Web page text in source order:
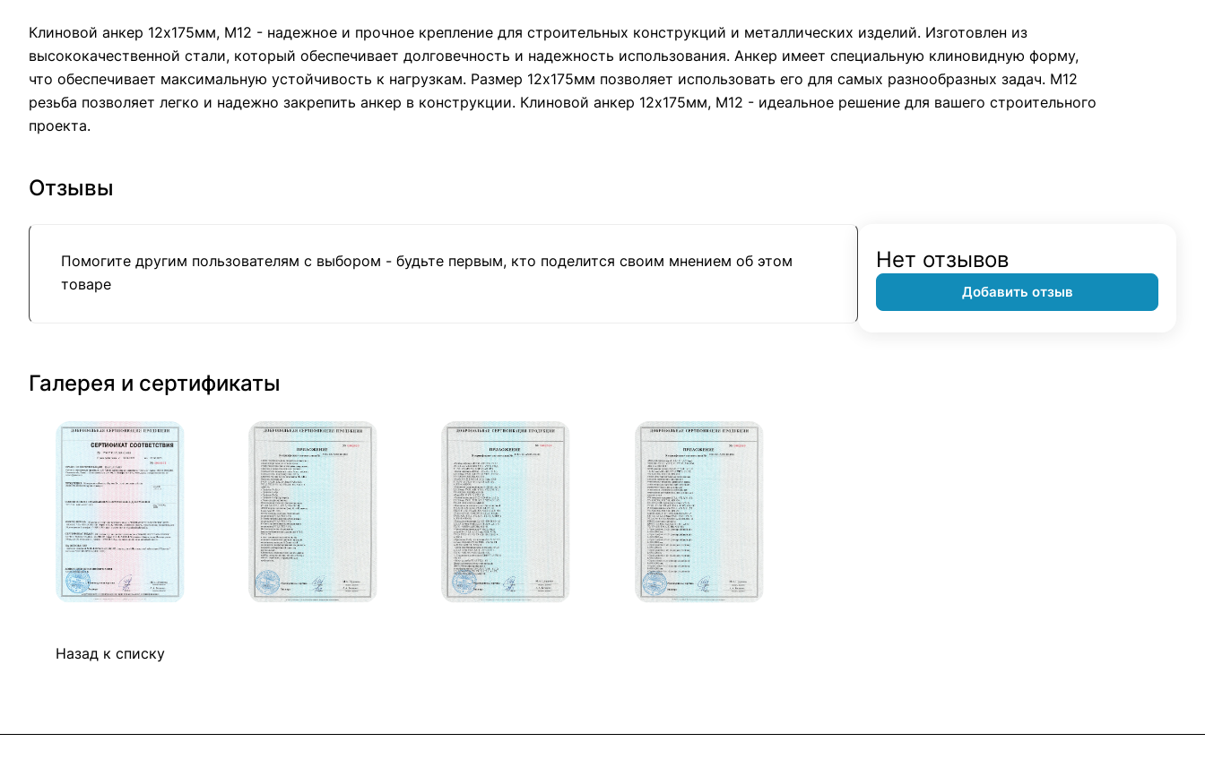
Клиновой анкер 12х175мм, М12 - надежное и прочное крепление для строительных конструкций и металлических изделий. Изготовлен из
высококачественной стали, который обеспечивает долговечность и надежность использования. Анкер имеет специальную клиновидную форму,
что обеспечивает максимальную устойчивость к нагрузкам. Размер 12х175мм позволяет использовать его для самых разнообразных задач. М12
резьба позволяет легко и надежно закрепить анкер в конструкции. Клиновой анкер 12х175мм, М12 - идеальное решение для вашего строительного
проекта.
Отзывы
Помогите другим пользователям с выбором - будьте первым, кто поделится своим мнением об этом
товаре
Нет отзывов
Добавить отзыв
Галерея и сертификаты
Назад к списку